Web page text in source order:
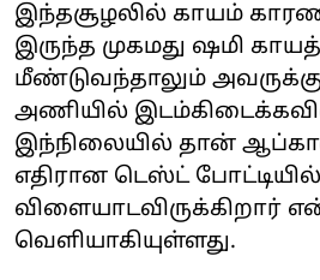
இந்தசூழலில் காயம்
இருந்த முகமது ஷமி
மீண்டுவந்தாலும்
அணியில்
இந்நிலையில் தான்
எதிரான டெஸ்ட்
விளையாடவிருக்கிறார்
வெளியாகியுள்ளது.